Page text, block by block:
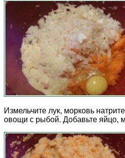
Измельчите лук, морковь
овощи с рыбой. Добавьте яйцо,